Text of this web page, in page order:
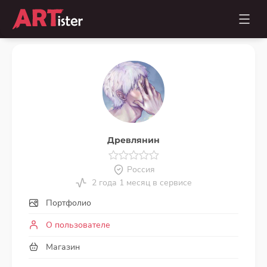
Древлянин
Россия
2 года 1 месяц в сервисе
Портфолио
О пользователе
Магазин